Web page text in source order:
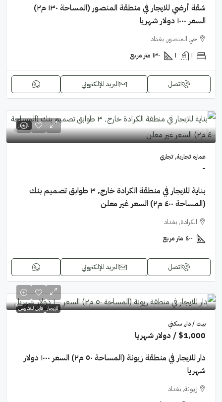
شقة أرضي للايجار في منطقة المنصور (المساحة ١٣٠ م٢)
السعر ١٠٠٠ دولار شهريا
حي المنصور, بغداد
١ ١ ١٣٠ متر مربع
اتصل البريد الإلكتروني
للإيجار
عمارة تجارية, تجاري
-
بناية للايجار في منطقة الكرادة خارج٬ ٣ طوابق تصميم بنك
(المساحة ٤٠٠ م٢) السعر غير معلن
الكرادة, بغداد
٤٠٠ متر مربع
اتصل البريد الإلكتروني
للإيجار قابل للتفاوض
بيت / دار, سكني
$1,000 / دولار شهريا
دار للايجار في منطقة زيونة (المساحة ٥٠ م٢) السعر ١٠٠٠ دولار
شهريا
زيونة, بغداد